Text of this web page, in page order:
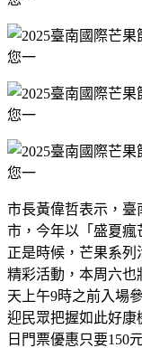
市長黃偉哲表示，臺
市，今年以「盛夏瘋
正是時候，芒果系列
精彩活動，本周六也
天上午9時之前入場
迎民眾把握如此好康
日門票優惠只要150